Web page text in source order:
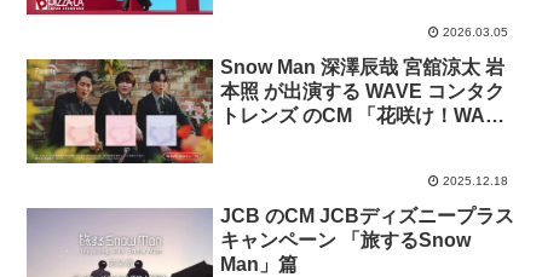
2026.03.05
Snow Man 深澤辰哉 宮舘涼太 岩
本照 が出演する​ WAVE コンタク
トレンズ のCM 「花咲け！WAVE
2025.12.18
JCB のCM JCBディズニープラス
キャンペーン 「旅するSnow
Man」篇